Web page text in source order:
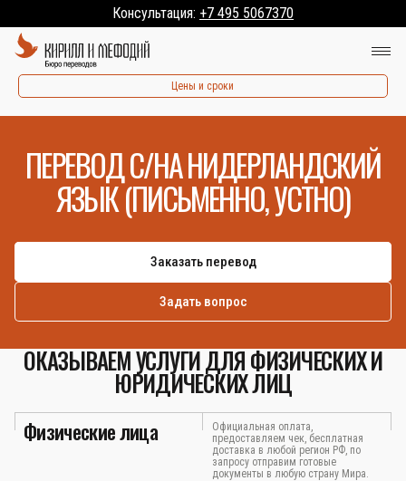
Консультация: +7 495 5067370
Цены и сроки
ПЕРЕВОД С/НА НИДЕРЛАНДСКИЙ
ЯЗЫК (ПИСЬМЕННО, УСТНО)
Заказать перевод
Задать вопрос
ОКАЗЫВАЕМ УСЛУГИ ДЛЯ ФИЗИЧЕСКИХ И
ЮРИДИЧЕСКИХ ЛИЦ
Физические лица
Официальная оплата,
предоставляем чек, бесплатная
доставка в любой регион РФ, по
запросу отправим готовые
документы в любую страну Мира.